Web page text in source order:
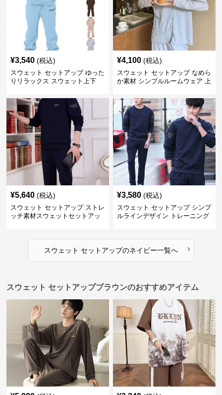
¥3,540 (税込)
スウェット セットアップ ゆった
りリラックス スウェット上下
¥4,100 (税込)
スウェット セットアップ なめら
か素材 シンプルルームウェア 上
¥5,640 (税込)
スウェット セットアップ ストレ
ッチ素材スウェットセットアッ
¥3,580 (税込)
スウェット セットアップ シンプ
ルラインデザイン トレーニング
スウェット セットアップのネイビー一覧へ ›
スウェット セットアップブラウンのおすすめアイテム